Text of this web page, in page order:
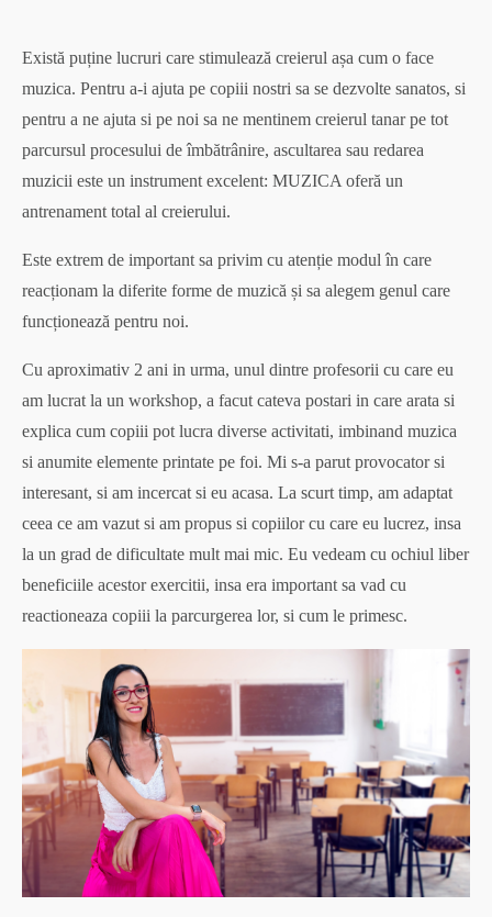
Există puține lucruri care stimulează creierul așa cum o face
muzica. Pentru a-i ajuta pe copiii nostri sa se dezvolte sanatos, si
pentru a ne ajuta si pe noi sa ne mentinem creierul tanar pe tot
parcursul procesului de îmbătrânire, ascultarea sau redarea
muzicii este un instrument excelent: MUZICA oferă un
antrenament total al creierului.
Este extrem de important sa privim cu atenție modul în care
reacționam la diferite forme de muzică și sa alegem genul care
funcționează pentru noi.
Cu aproximativ 2 ani in urma, unul dintre profesorii cu care eu
am lucrat la un workshop, a facut cateva postari in care arata si
explica cum copiii pot lucra diverse activitati, imbinand muzica
si anumite elemente printate pe foi. Mi s-a parut provocator si
interesant, si am incercat si eu acasa. La scurt timp, am adaptat
ceea ce am vazut si am propus si copiilor cu care eu lucrez, insa
la un grad de dificultate mult mai mic. Eu vedeam cu ochiul liber
beneficiile acestor exercitii, insa era important sa vad cu
reactioneaza copiii la parcurgerea lor, si cum le primesc.